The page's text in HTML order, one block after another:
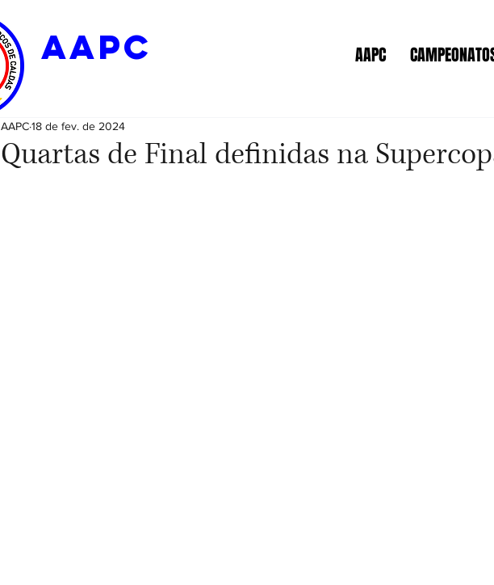
AAPC
aapc
Quartas de Final definidas na
AAPC18 de fev. de 2024